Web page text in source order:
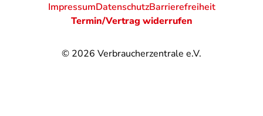
© 2026 Verbraucherzentrale e.V.
ImpressumDatenschutzBarrierefreiheit
Termin/Vertrag widerrufen